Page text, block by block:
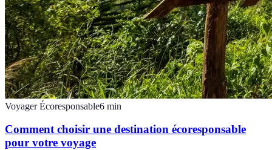
Voyager Écoresponsable6 min
Comment choisir une destination écoresponsable
pour votre voyage